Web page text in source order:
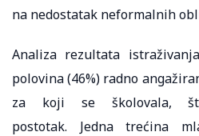
na nedostatak neformalnih
Analiza rezultata
polovina (46%) radno
za koji se školovala,
postotak. Jedna trećina